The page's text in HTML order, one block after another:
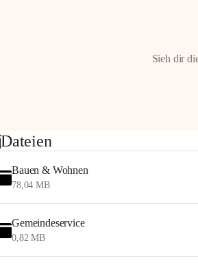
Sieh dir
Dateien
Bauen & Wohnen
78,04 MB
Gemeindeservice
0,82 MB